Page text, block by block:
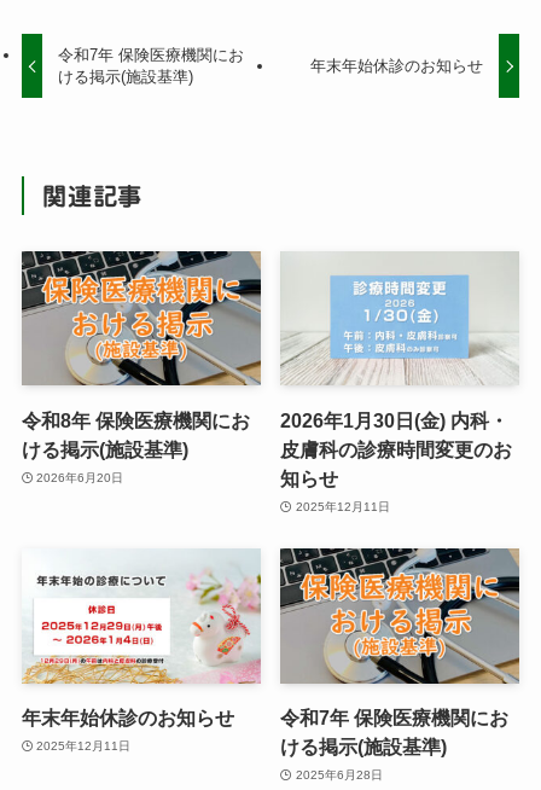
令和7年 保険医療機関にお
ける掲示(施設基準)
年末年始休診のお知らせ
関連記事
令和8年 保険医療機関にお
ける掲示(施設基準)
2026年6月20日
2026年1月30日(金) 内科・
皮膚科の診療時間変更のお
知らせ
2025年12月11日
年末年始休診のお知らせ
2025年12月11日
令和7年 保険医療機関にお
ける掲示(施設基準)
2025年6月28日